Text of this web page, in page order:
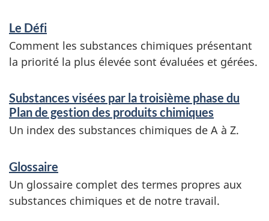
Le Défi
Comment les substances chimiques présentant
la priorité la plus élevée sont évaluées et gérées.
Substances visées par la troisième phase du
Plan de gestion des produits chimiques
Un index des substances chimiques de A à Z.
Glossaire
Un glossaire complet des termes propres aux
substances chimiques et de notre travail.